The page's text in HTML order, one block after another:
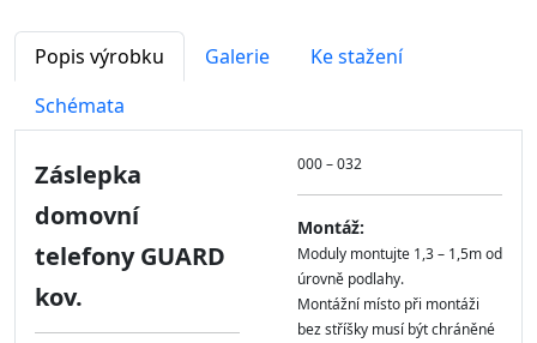
Popis výrobku Galerie
Ke stažení
Schémata
Záslepka
domovní
telefony GUARD
kov.
000 – 032
Montáž:
Moduly montujte 1,3 – 1,5m od
úrovně podlahy.
Montážní místo při montáži
bez stříšky musí být chráněné